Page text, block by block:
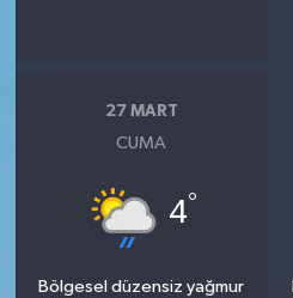
27 MART
CUMA
4°
Bölgesel düzensiz yağmur